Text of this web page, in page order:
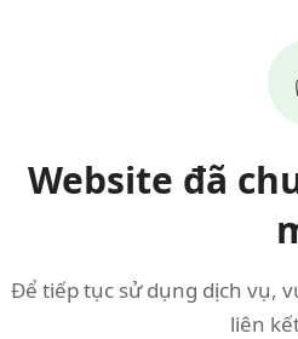
Website đã
Để tiếp tục sử dụng dịch vụ,
liên